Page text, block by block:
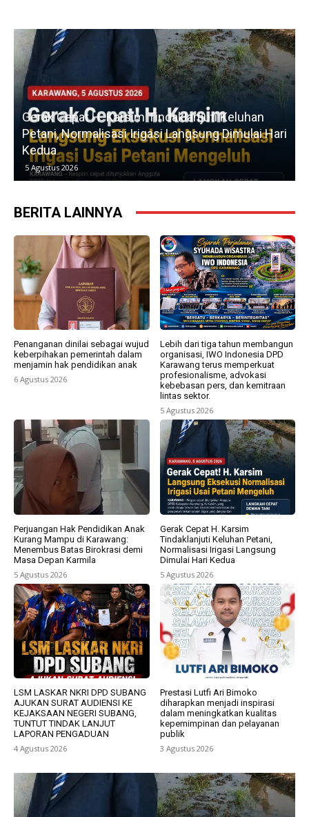
Gerak Cepat H. Karsim Tindaklanjuti Keluhan
Petani, Normalisasi Irigasi Langsung Dimulai Hari
Kedua
5 Agustus 2026
BERITA LAINNYA
Penanganan dinilai sebagai wujud
keberpihakan pemerintah dalam
menjamin hak pendidikan anak
6 Agustus 2026
Lebih dari tiga tahun membangun
organisasi, IWO Indonesia DPD
Karawang terus memperkuat
profesionalisme, advokasi
kebebasan pers, dan kemitraan
lintas sektor.
5 Agustus 2026
Perjuangan Hak Pendidikan Anak
Kurang Mampu di Karawang:
Menembus Batas Birokrasi demi
Masa Depan Karmila
5 Agustus 2026
Gerak Cepat H. Karsim
Tindaklanjuti Keluhan Petani,
Normalisasi Irigasi Langsung
Dimulai Hari Kedua
5 Agustus 2026
LSM LASKAR NKRI DPD SUBANG
AJUKAN SURAT AUDIENSI KE
KEJAKSAAN NEGERI SUBANG,
TUNTUT TINDAK LANJUT
LAPORAN PENGADUAN
4 Agustus 2026
Prestasi Lutfi Ari Bimoko
diharapkan menjadi inspirasi
dalam meningkatkan kualitas
kepemimpinan dan pelayanan
publik
3 Agustus 2026